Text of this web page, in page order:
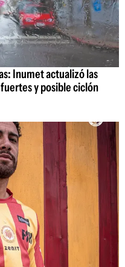
Inumet actualizó las
y posible ciclón